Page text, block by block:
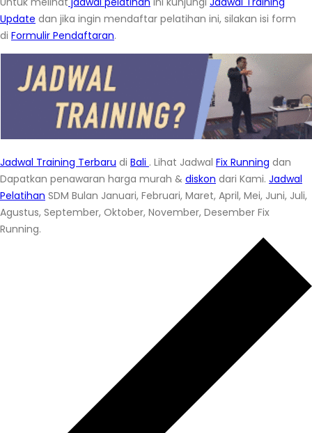
Update dan jika ingin mendaftar pelatihan ini, silakan isi form
di Formulir Pendaftaran.
Jadwal Training Terbaru di Bali . Lihat Jadwal Fix Running dan
Dapatkan penawaran harga murah & diskon dari Kami. Jadwal
Pelatihan SDM Bulan Januari, Februari, Maret, April, Mei, Juni, Juli,
Agustus, September, Oktober, November, Desember Fix
Running.